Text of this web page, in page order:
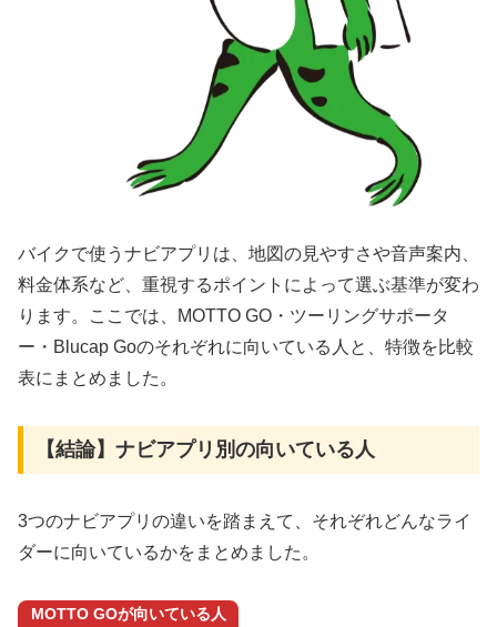
バイクで使うナビアプリは、地図の見やすさや音声案内、
料金体系など、重視するポイントによって選ぶ基準が変わ
ります。ここでは、MOTTO GO・ツーリングサポータ
ー・Blucap Goのそれぞれに向いている人と、特徴を比較
表にまとめました。
【結論】ナビアプリ別の向いている人
3つのナビアプリの違いを踏まえて、それぞれどんなライ
ダーに向いているかをまとめました。
MOTTO GOが向いている人